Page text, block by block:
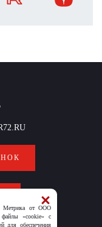
Метрика от ООО
файлы «cookie» с
для обеспечения